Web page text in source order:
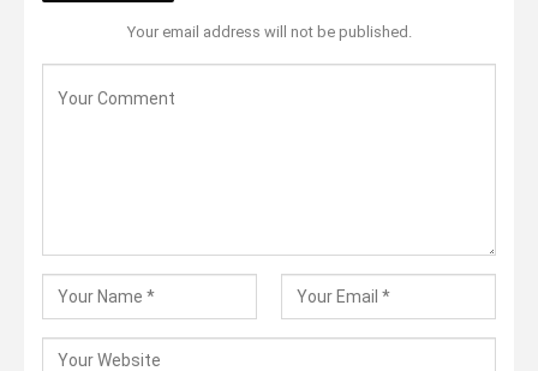
Your email address will not be published.